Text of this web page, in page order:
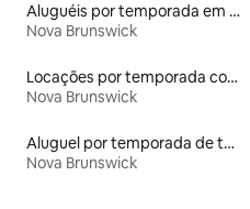
Aluguéis por temporada em acampamentos
Nova Brunswick
Locações por temporada com piscina
Nova Brunswick
Aluguel por temporada de tendas
Nova Brunswick